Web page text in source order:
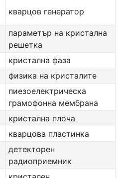
кварцов генератор
параметър на кристална
решетка
кристална фаза
физика на кристалите
пиезоелектрическа
грамофонна мембрана
кристална плоча
кварцова пластинка
детекторен
радиоприемник